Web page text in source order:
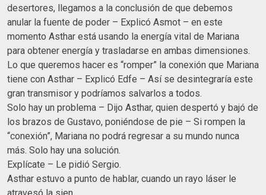
desertores, llegamos a la conclusión de que debemos
anular la fuente de poder – Explicó Asmot – en este
momento Asthar está usando la energía vital de Mariana
para obtener energía y trasladarse en ambas dimensiones.
Lo que queremos hacer es “romper” la conexión que Mariana
tiene con Asthar – Explicó Edfe – Así se desintegraría este
gran transmisor y podríamos salvarlos a todos.
Solo hay un problema – Dijo Asthar, quien despertó y bajó de
los brazos de Gustavo, poniéndose de pie – Si rompen la
“conexión”, Mariana no podrá regresar a su mundo nunca
más. Solo hay una solución.
Explícate – Le pidió Sergio.
Asthar estuvo a punto de hablar, cuando un rayo láser le
atravesó la sien.